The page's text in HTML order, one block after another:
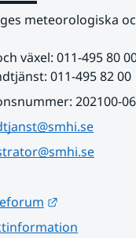
meteorologiska
växel: 011-495 80
011-495 82 00
202100-